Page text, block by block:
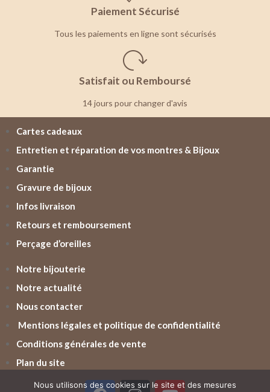
Paiement Sécurisé
Tous les paiements en ligne sont sécurisés
Satisfait ou Remboursé
14 jours pour changer d'avis
Cartes cadeaux
Entretien et réparation de vos montres & Bijoux
Garantie
Gravure de bijoux
Infos livraison
Retours et remboursement
Perçage d’oreilles
Notre bijouterie
Notre actualité
Nous contacter
Mentions légales et politique de confidentialité
Conditions générales de vente
Plan du site
Nous utilisons des cookies sur le site et des mesures